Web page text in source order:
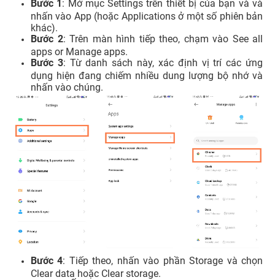
Bước 1 : Mở mục Settings trên thiết bị của bạn và và
nhấn vào App (hoặc Applications ở một số phiên bản
khác).
Bước 2: Trên màn hình tiếp theo, chạm vào See all
apps or Manage apps.
Bước 3: Từ danh sách này, xác định vị trí các ứng
dụng hiện đang chiếm nhiều dung lượng bộ nhớ và
nhấn vào chúng.
Bước 4: Tiếp theo, nhấn vào phần Storage và chọn
Clear data hoặc Clear storage.